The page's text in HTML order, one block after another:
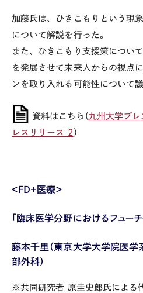
加藤氏は、ひきこもりという現
について解説を行った。
また、ひきこもり支援策につい
を発展させて未来人からの視点
ンを取り入れる可能性について
資料はこちら(九州大学プレ
レスリリース 2 ）
＜FD+医療＞
「臨床医学分野におけるフューチ
藤本千里（東京大学大学院医学
部外科）
※共同研究者 原圭史郎氏による